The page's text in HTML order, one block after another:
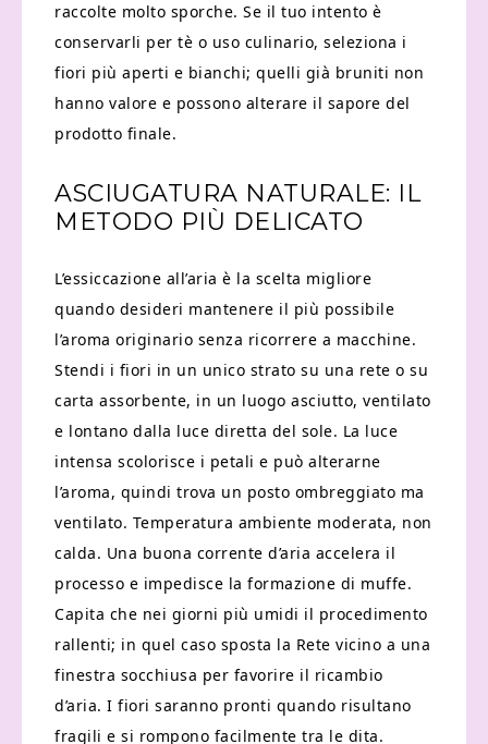
raccolte molto sporche. Se il tuo intento è
conservarli per tè o uso culinario, seleziona i
fiori più aperti e bianchi; quelli già bruniti non
hanno valore e possono alterare il sapore del
prodotto finale.
ASCIUGATURA NATURALE: IL
METODO PIÙ DELICATO
L’essiccazione all’aria è la scelta migliore
quando desideri mantenere il più possibile
l’aroma originario senza ricorrere a macchine.
Stendi i fiori in un unico strato su una rete o su
carta assorbente, in un luogo asciutto, ventilato
e lontano dalla luce diretta del sole. La luce
intensa scolorisce i petali e può alterarne
l’aroma, quindi trova un posto ombreggiato ma
ventilato. Temperatura ambiente moderata, non
calda. Una buona corrente d’aria accelera il
processo e impedisce la formazione di muffe.
Capita che nei giorni più umidi il procedimento
rallenti; in quel caso sposta la Rete vicino a una
finestra socchiusa per favorire il ricambio
d’aria. I fiori saranno pronti quando risultano
fragili e si rompono facilmente tra le dita.